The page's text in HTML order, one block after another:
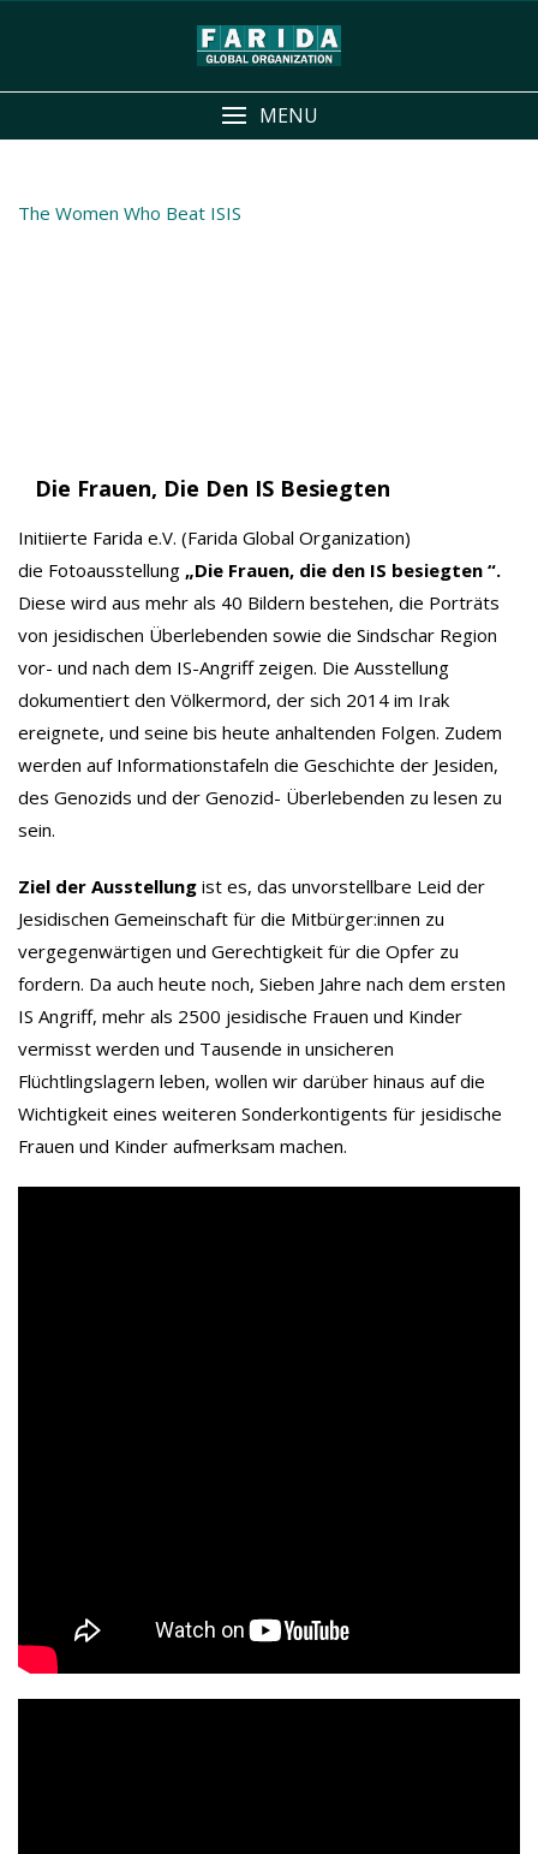
MENU
The Women Who Beat ISIS
Die Frauen, Die Den IS Besiegten
Initiierte Farida e.V. (Farida Global Organization)
die Fotoausstellung „Die Frauen, die den IS besiegten “.
Diese wird aus mehr als 40 Bildern bestehen, die Porträts
von jesidischen Überlebenden sowie die Sindschar Region
vor- und nach dem IS-Angriff zeigen. Die Ausstellung
dokumentiert den Völkermord, der sich 2014 im Irak
ereignete, und seine bis heute anhaltenden Folgen. Zudem
werden auf Informationstafeln die Geschichte der Jesiden,
des Genozids und der Genozid- Überlebenden zu lesen zu
sein.
Ziel der Ausstellung ist es, das unvorstellbare Leid der
Jesidischen Gemeinschaft für die Mitbürger:innen zu
vergegenwärtigen und Gerechtigkeit für die Opfer zu
fordern. Da auch heute noch, Sieben Jahre nach dem ersten
IS Angriff, mehr als 2500 jesidische Frauen und Kinder
vermisst werden und Tausende in unsicheren
Flüchtlingslagern leben, wollen wir darüber hinaus auf die
Wichtigkeit eines weiteren Sonderkontigents für jesidische
Frauen und Kinder aufmerksam machen.